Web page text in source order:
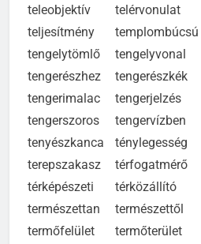
teleobjektív
telérvonulat
teljesítmény
templombúcsú
tengelytömlő
tengelyvonal
tengerészhez
tengerészkék
tengerimalac
tengerjelzés
tengerszoros
tengervízben
tenyészkanca
ténylegesség
terepszakasz
térfogatmérő
térképészeti
térközállító
természettan
természettől
termőfelület
termőterület